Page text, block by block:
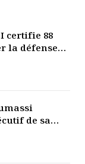
certifie 88
la défense
de sa